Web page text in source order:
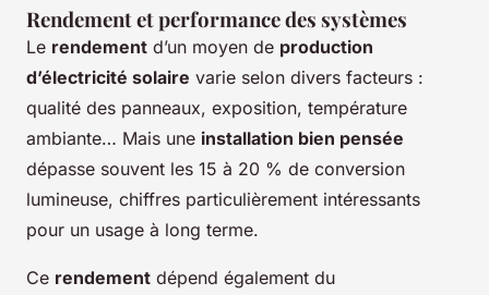
Rendement et performance des systèmes
Le rendement d’un moyen de production
d’électricité solaire varie selon divers facteurs :
qualité des panneaux, exposition, température
ambiante… Mais une installation bien pensée
dépasse souvent les 15 à 20 % de conversion
lumineuse, chiffres particulièrement intéressants
pour un usage à long terme.
Ce rendement dépend également du